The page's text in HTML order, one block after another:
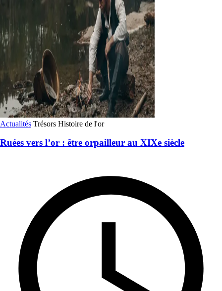
Actualités Trésors Histoire de l'or
Ruées vers l’or : être orpailleur au XIXe siècle